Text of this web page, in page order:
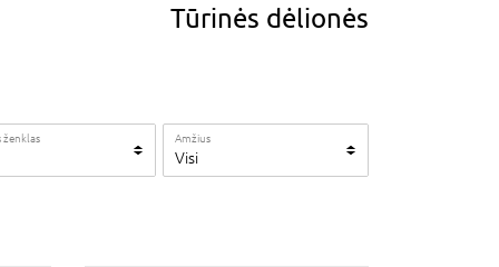
Tūrinės dėlionės
ženklas Amžius
Visi